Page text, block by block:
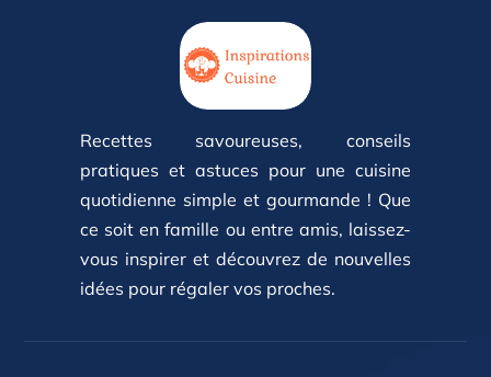
Recettes savoureuses, conseils
pratiques et astuces pour une cuisine
quotidienne simple et gourmande ! Que
ce soit en famille ou entre amis, laissez-
vous inspirer et découvrez de nouvelles
idées pour régaler vos proches.